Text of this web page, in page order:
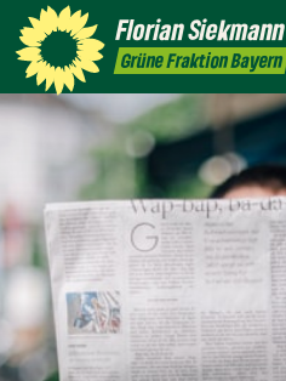
FlorianSiekmann
Grüne Fraktion Bayern
Presse Kontakt
mich